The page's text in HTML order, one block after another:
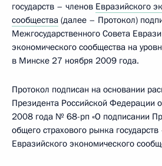
государств – членов Евразийского
сообщества (далее – Протокол)
Межгосударственного Совета
экономического сообщества на
в Минске 27 ноября 2009 года.
Протокол подписан на основании
Президента Российской Федерации
2008 года № 68-рп «О подписании
общего страхового рынка
Евразийского экономического